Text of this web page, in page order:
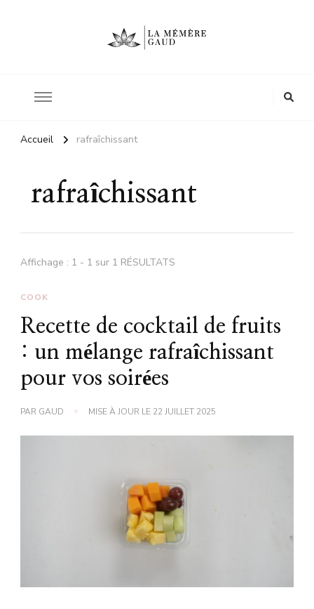
Accueil rafraîchissant
rafraîchissant
Affichage : 1 - 1 sur 1 RÉSULTATS
COOK
Recette de cocktail de fruits
: un mélange rafraîchissant
pour vos soirées
PAR GAUD MISE À JOUR LE 22 JUILLET 2025